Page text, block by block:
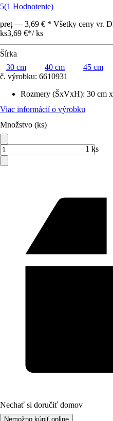
5(1 Hodnotenie)
preț — 3,69 € * Všetky ceny vr.
ks3,69 €*/ ks
Šírka
30 cm
40 cm 45 cm
č. výrobku: 6610931
Rozmery (ŠxVxH): 30 cm
Viac informácií o výrobku
Množstvo (ks)
1 ks
Nechať si doručiť domov
Nemožno kúpiť online